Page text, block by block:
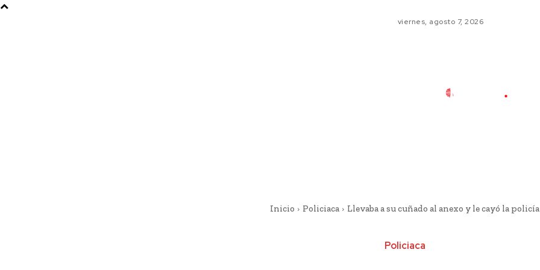
viernes, agosto 7, 2026
Inicio Policiaca Llevaba a su cuñado al anexo y le cayó la policía
Policiaca